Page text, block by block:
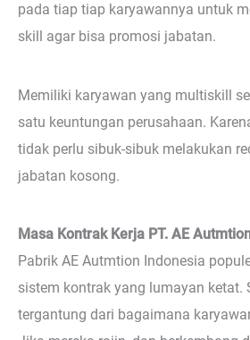
pada tiap tiap karyawannya untuk
skill agar bisa promosi jabatan.
Memiliki karyawan yang multiskill
satu keuntungan perusahaan.
tidak perlu sibuk-sibuk melakukan
jabatan kosong.
Masa Kontrak Kerja PT. AE
Pabrik AE Autmtion Indonesia
sistem kontrak yang lumayan ketat.
tergantung dari bagaimana